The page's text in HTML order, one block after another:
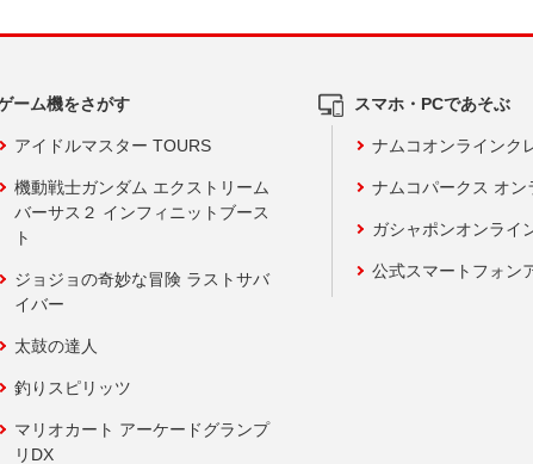
ーム機をさがす
アイドルマスター TOURS
機動戦士ガンダム エクストリーム
バーサス２ インフィニットブース
ト
ジョジョの奇妙な冒険 ラストサバ
イバー
太鼓の達人
釣りスピリッツ
マリオカート アーケードグランプ
リDX
スマホ・PCであそぶ
ナムコオンラインク
ナムコパークス オン
ガシャポンオンライ
公式スマートフォン